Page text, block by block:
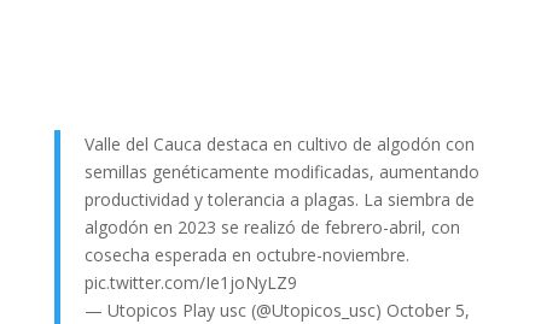
Valle del Cauca destaca en cultivo de algodón con
semillas genéticamente modificadas, aumentando
productividad y tolerancia a plagas. La siembra de
algodón en 2023 se realizó de febrero-abril, con
cosecha esperada en octubre-noviembre.
pic.twitter.com/Ie1joNyLZ9
— Utopicos Play usc (@Utopicos_usc) October 5,